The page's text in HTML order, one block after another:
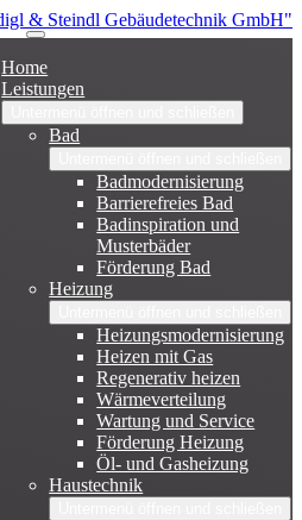
Home
Leistungen
Bad
Badmodernisierung
Barrierefreies Bad
Badinspiration und
Musterbäder
Förderung Bad
Heizung
Heizungsmodernisierung
Heizen mit Gas
Regenerativ heizen
Wärmeverteilung
Wartung und Service
Förderung Heizung
Öl- und Gasheizung
Haustechnik